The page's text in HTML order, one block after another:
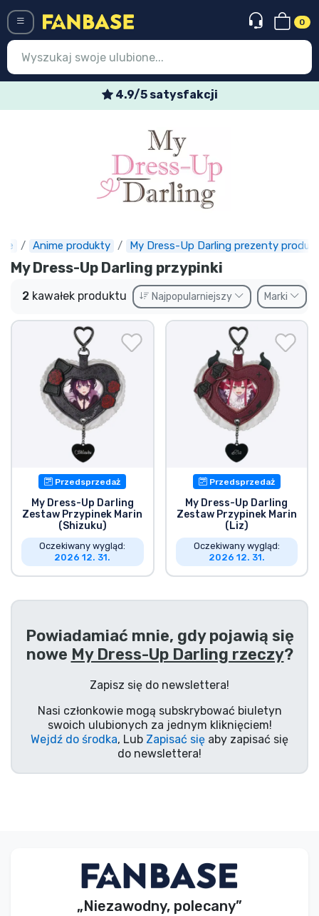
0
4.9/5 satysfakcji
Anime produkty My Dress-Up Darling prezenty
My Dress-Up Darling przypinki
2 kawałek produktu Najpopularniejszy Marki
Przedsprzedaż
My Dress-Up Darling
Zestaw Przypinek Marin
(Shizuku)
Oczekiwany wygląd:
2026 12. 31.
Przedsprzedaż
My Dress-Up Darling
Zestaw Przypinek Marin
(Liz)
Oczekiwany wygląd:
2026 12. 31.
Powiadamiać mnie, gdy pojawią się
nowe My Dress-Up Darling rzeczy?
Zapisz się do newslettera!
Nasi członkowie mogą subskrybować biuletyn
swoich ulubionych za jednym kliknięciem!
Wejdź do środka, Lub Zapisać się aby zapisać się
do newslettera!
„Niezawodny, polecany”
Najnowsze rzeczy
Oferty specjalne
Przedsprzedaż
Outlet produkty
Wysyłka i płatność
Rzeczy seryjne
Rzeczy filmowe
Wspaniałe rzeczy
Rzeczy z anime
Rzeczy dla graczy
Rzeczy sportowe
Typy produktów